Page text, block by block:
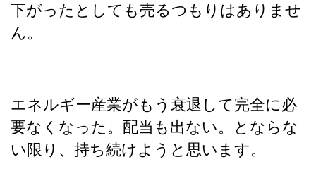
下がったとしても売るつもりはありませ
ん。
エネルギー産業がもう衰退して完全に必
要なくなった。配当も出ない。とならな
い限り、持ち続けようと思います。